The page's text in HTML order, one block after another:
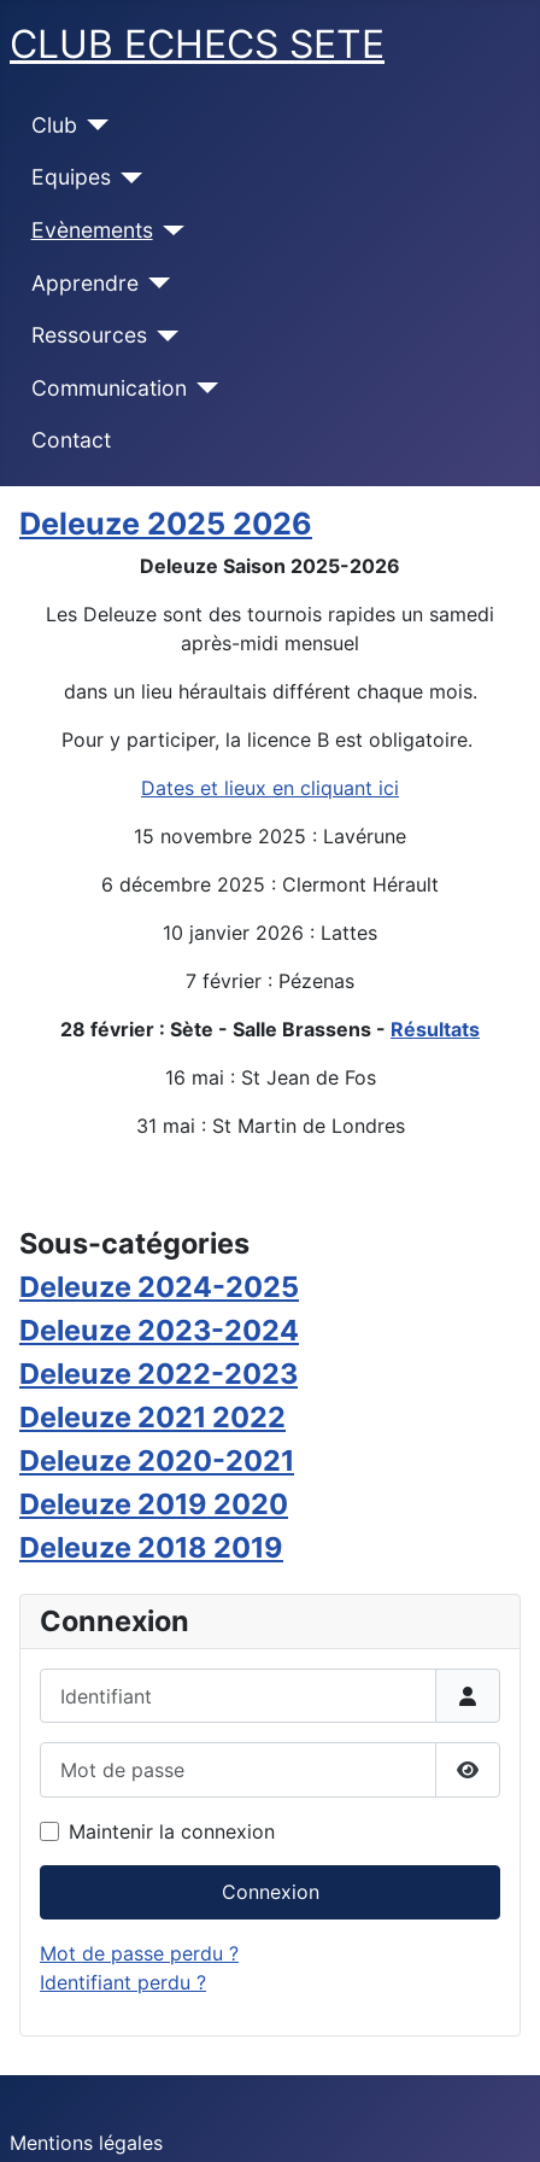
CLUB ECHECS SETE
Club
Equipes
Evènements
Apprendre
Ressources
Communication
Contact
Deleuze 2025 2026
Deleuze Saison 2025-2026
Les Deleuze sont des tournois rapides un samedi
après-midi mensuel
dans un lieu héraultais différent chaque mois.
Pour y participer, la licence B est obligatoire.
Dates et lieux en cliquant ici
15 novembre 2025 : Lavérune
6 décembre 2025 : Clermont Hérault
10 janvier 2026 : Lattes
7 février : Pézenas
28 février : Sète - Salle Brassens - Résultats
16 mai : St Jean de Fos
31 mai : St Martin de Londres
Sous-catégories
Deleuze 2024-2025
Deleuze 2023-2024
Deleuze 2022-2023
Deleuze 2021 2022
Deleuze 2020-2021
Deleuze 2019 2020
Deleuze 2018 2019
Connexion
Maintenir la connexion
Connexion
Mot de passe perdu ?
Identifiant perdu ?
Mentions légales